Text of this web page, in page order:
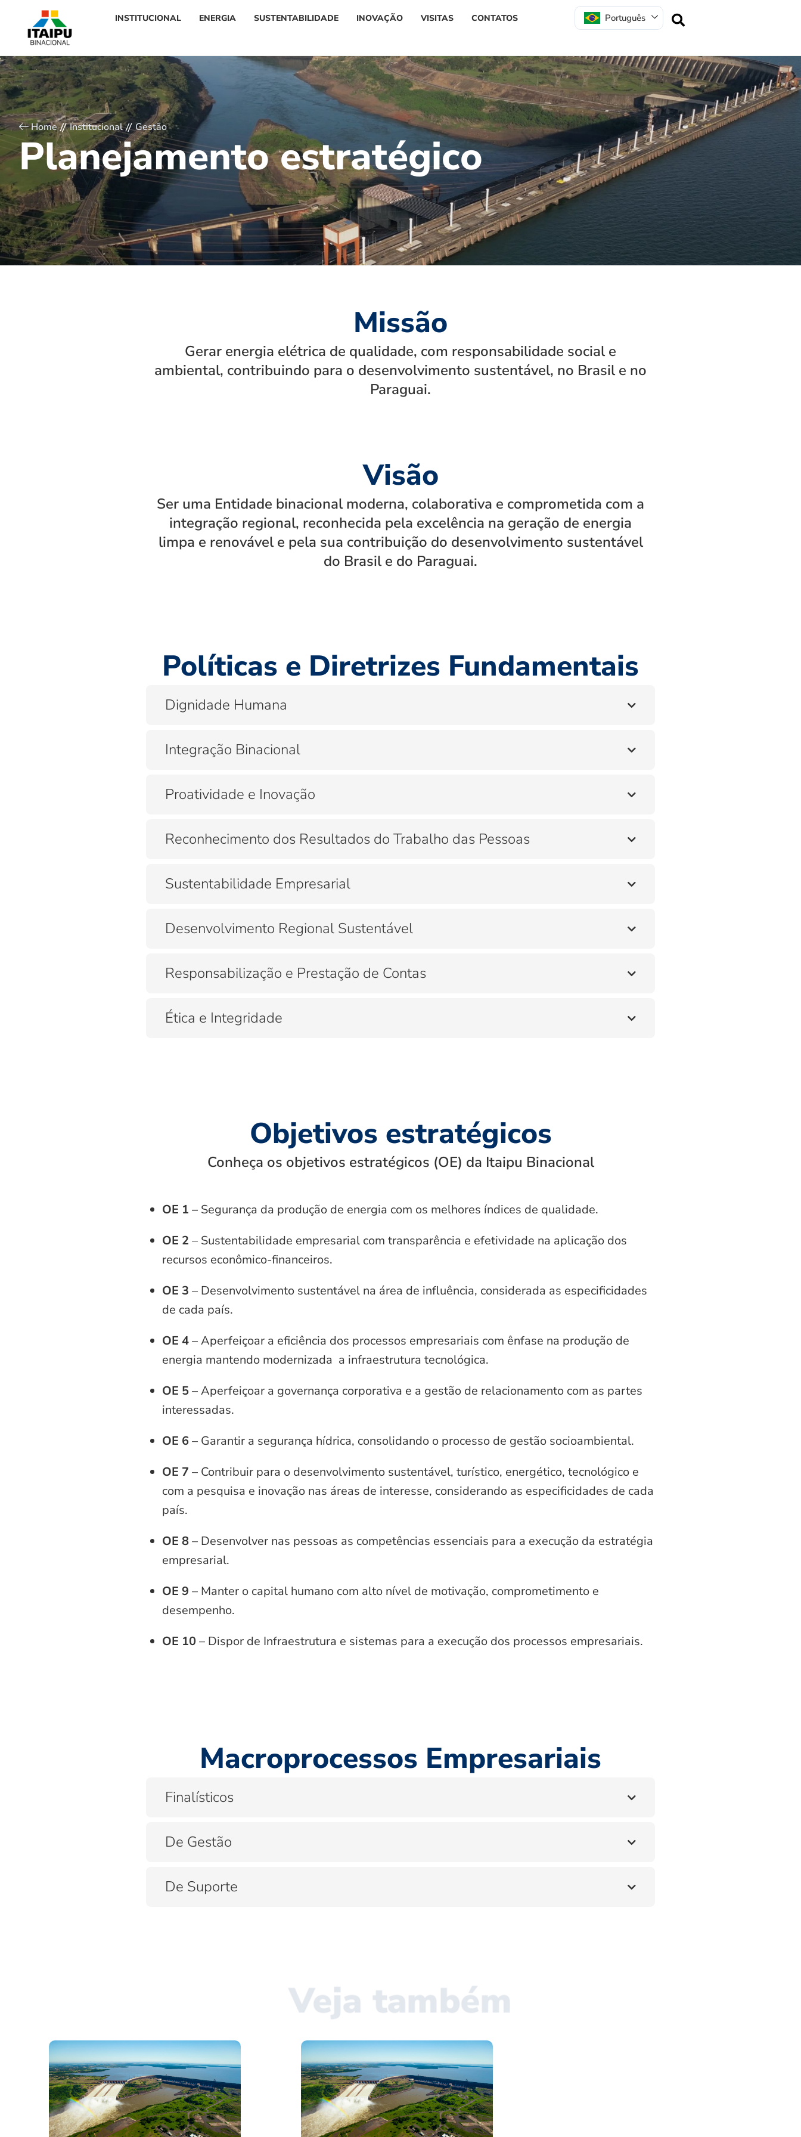
INSTITUCIONAL ENERGIA SUSTENTABILIDADE INOVAÇÃO VISITAS CONTATOS Português
Home Institucional Gestão
Planejamento estratégico
Missão
Gerar energia elétrica de qualidade, com responsabilidade social e
ambiental, contribuindo para o desenvolvimento sustentável, no Brasil e no
Paraguai.
Visão
Ser uma Entidade binacional moderna, colaborativa e comprometida com a
integração regional, reconhecida pela excelência na geração de energia
limpa e renovável e pela sua contribuição do desenvolvimento sustentável
do Brasil e do Paraguai.
Políticas e Diretrizes Fundamentais
Dignidade Humana
Integração Binacional
Proatividade e Inovação
Reconhecimento dos Resultados do Trabalho das Pessoas
Sustentabilidade Empresarial
Desenvolvimento Regional Sustentável
Responsabilização e Prestação de Contas
Ética e Integridade
Objetivos estratégicos
Conheça os objetivos estratégicos (OE) da Itaipu Binacional
OE 1 – Segurança da produção de energia com os melhores índices de qualidade.
OE 2 – Sustentabilidade empresarial com transparência e efetividade na aplicação dos
recursos econômico-financeiros.
OE 3 – Desenvolvimento sustentável na área de influência, considerada as especificidades
de cada país.
OE 4– Aperfeiçoar a eficiência dos processos empresariais com ênfase na produção de
energia mantendo modernizada a infraestrutura tecnológica.
OE 5– Aperfeiçoar a governança corporativa e a gestão de relacionamento com as partes
interessadas.
OE 6– Garantir a segurança hídrica, consolidando o processo de gestão socioambiental.
OE 7 – Contribuir para o desenvolvimento sustentável, turístico, energético, tecnológico e
com a pesquisa e inovação nas áreas de interesse, considerando as especificidades de cada
país.
OE 8– Desenvolver nas pessoas as competências essenciais para a execução da estratégia
empresarial.
OE 9 – Manter o capital humano com alto nível de motivação, comprometimento e
desempenho.
OE 10 – Dispor de Infraestrutura e sistemas para a execução dos processos empresariais.
Macroprocessos Empresariais
Finalísticos
De Gestão
De Suporte
Veja também